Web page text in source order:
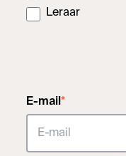
Leraar
E-mail *